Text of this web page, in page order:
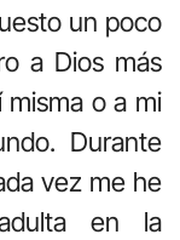
un poco
a Dios más
o a mi
Durante
vez me he
en la